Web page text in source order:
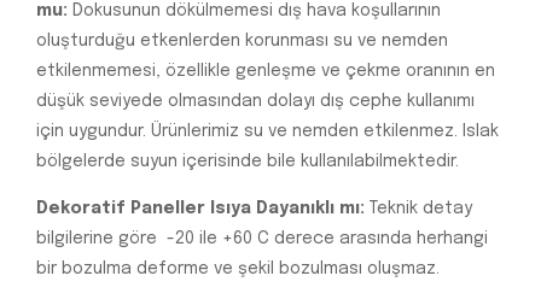
mu: Dokusunun dökülmemesi dış hava koşullarının
oluşturduğu etkenlerden korunması su ve nemden
etkilenmemesi, özellikle genleşme ve çekme oranının en
düşük seviyede olmasından dolayı dış cephe kullanımı
için uygundur. Ürünlerimiz su ve nemden etkilenmez. Islak
bölgelerde suyun içerisinde bile kullanılabilmektedir.
Dekoratif Paneller Isıya Dayanıklı mı: Teknik detay
bilgilerine göre -20 ile +60 C derece arasında herhangi
bir bozulma deforme ve şekil bozulması oluşmaz.